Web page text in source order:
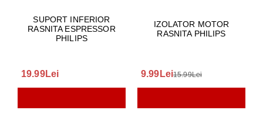
SUPORT INFERIOR
RASNITA ESPRESSOR
PHILIPS
19.99Lei
IZOLATOR MOTOR
RASNITA PHILIPS
9.99Lei15.99Lei